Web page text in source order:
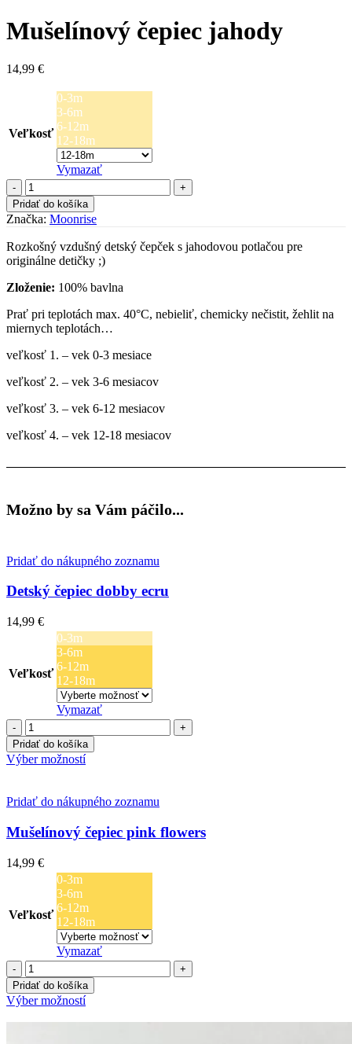
Mušelínový čepiec jahody
14,99 €
Veľkosť
0-3m
3-6m
6-12m
12-18m
Vymazať
množstvo
Mušelínový
čepiec
jahody
Pridať do košíka
Značka: Moonrise
Rozkošný vzdušný detský čepček s jahodovou potlačou pre
originálne detičky ;)
Zloženie: 100% bavlna
Prať pri teplotách max. 40°C, nebieliť, chemicky nečistit, žehlit na
miernych teplotách…
veľkosť 1. – vek 0-3 mesiace
veľkosť 2. – vek 3-6 mesiacov
veľkosť 3. – vek 6-12 mesiacov
veľkosť 4. – vek 12-18 mesiacov
Možno by sa Vám páčilo...
Pridať do nákupného zoznamu
Detský čepiec dobby ecru
14,99 €
Veľkosť
0-3m
3-6m
6-12m
12-18m
Vymazať
množstvo
Detský
čepiec
dobby
Pridať do košíka
Výber možnostíTento
viacero
Možnosti
si
vybrať
produktu.
Pridať do nákupného zoznamu
Mušelínový čepiec pink flowers
14,99 €
Veľkosť
0-3m
3-6m
6-12m
12-18m
Vymazať
množstvo
Mušelínový
čepiec
pink
flowers
Pridať do košíka
Výber možnostíTento